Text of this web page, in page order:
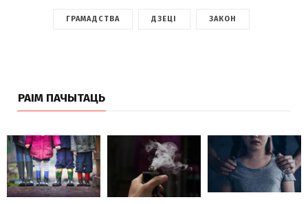
ГРАМАДСТВА ДЗЕЦІ ЗАКОН
РАІМ ПАЧЫТАЦЬ